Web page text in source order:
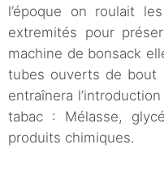
l’époque on roulait
extremités pour
machine de bonsack
tubes ouverts de bout
entraînera
tabac : Mélasse,
produits chimiques.